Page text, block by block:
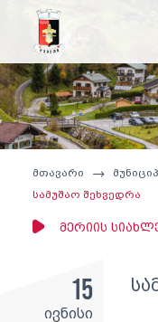
მთავარი
სამუშაო შეხვედრა
მერიის
15
ივნისი